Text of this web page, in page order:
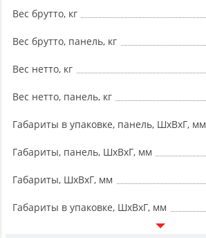
Вес брутто, кг
Вес брутто, панель, кг
Вес нетто, кг
Вес нетто, панель, кг
Габариты в упаковке, панель, ШxВxГ, мм
Габариты, панель, ШxВxГ, мм
Габариты, ШxВxГ, мм
Габариты в упаковке, ШxВxГ, мм